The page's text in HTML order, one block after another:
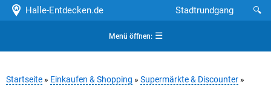
Halle-Entdecken.de 🔍
Stadtrundgang
Menü öffnen:☰
Startseite » Einkaufen & Shopping » Supermärkte & Discounter »